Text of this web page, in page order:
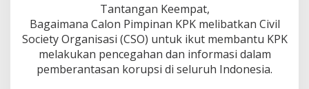
Tantangan Keempat,
Bagaimana Calon Pimpinan KPK melibatkan Civil
Society Organisasi (CSO) untuk ikut membantu KPK
melakukan pencegahan dan informasi dalam
pemberantasan korupsi di seluruh Indonesia.